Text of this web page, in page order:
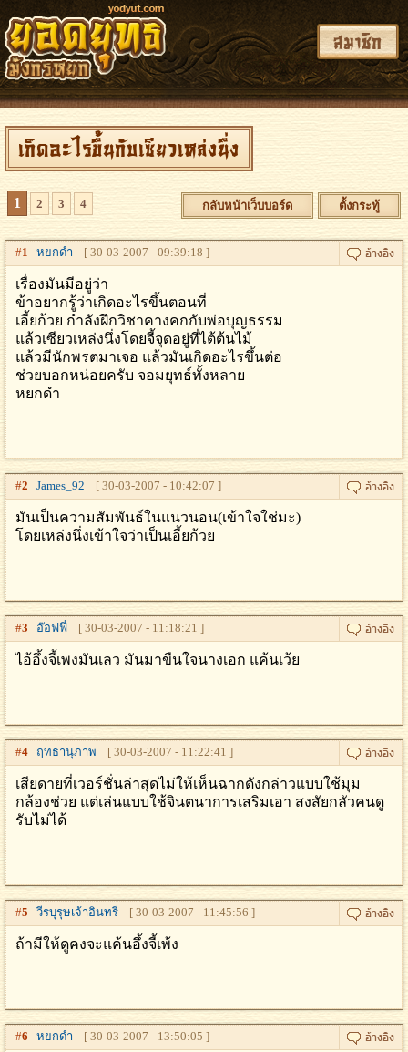
สมาชิก
เกิดอะไรขึ้นกับเซียวเหล่งนึ่ง
1 2 3 4 กลับหน้าเว็บบอร์ด ตั้งกระทู้
#1 หยกดำ [ 30-03-2007 - 09:39:18 ]
เรื่องมันมีอยู่ว่า
ข้าอยากรู้ว่าเกิดอะไรขึ้นตอนที่
เอี้ยก้วย กำลังฝึกวิชาคางคกกับพ่อบุญธรรม
แล้วเซียวเหล่งนึ่งโดยจี้จุดอยู่ที่ไต้ต้นไม้
แล้วมีนักพรตมาเจอ แล้วมันเกิดอะไรขึ้นต่อ
ช่วยบอกหน่อยครับ จอมยุทธ์ทั้งหลาย
หยกดำ
#2 James_92 [ 30-03-2007 - 10:42:07 ]
มันเป็นความสัมพันธ์ในแนวนอน(เข้าใจใช่มะ)
โดยเหล่งนึ่งเข้าใจว่าเป็นเอี้ยก้วย
#3 อ๊อฟฟี่ [ 30-03-2007 - 11:18:21 ]
ไอ้อึ้งจี้เพงมันเลว มันมาขืนใจนางเอก แค้นเว้ย
#4 ฤทธานุภาพ [ 30-03-2007 - 11:22:41 ]
เสียดายที่เวอร์ชั่นล่าสุดไม่ให้เห็นฉากดังกล่าวแบบใช้มุม
กล้องช่วย แต่เล่นแบบใช้จินตนาการเสริมเอา สงสัยกลัวคนดู
รับไม่ได้
#5 วีรบุรุษเจ้าอินทรี [ 30-03-2007 - 11:45:56 ]
ถ้ามีให้ดูคงจะแค้นอึ้งจี้เพ้ง
#6 หยกดำ [ 30-03-2007 - 13:50:05 ]